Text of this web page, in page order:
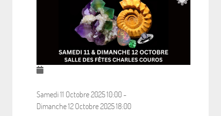
Samedi 11 Octobre 202510:00 -
Dimanche 12 Octobre 202518:00